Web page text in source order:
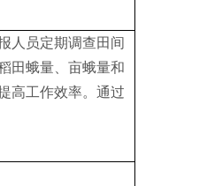
人员定期调查田间
田蛾量、亩蛾量和
高工作效率。通过